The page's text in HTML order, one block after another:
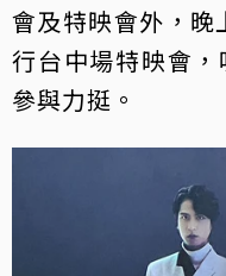
會及特映會外，晚
行台中場特映會
參與力挺。